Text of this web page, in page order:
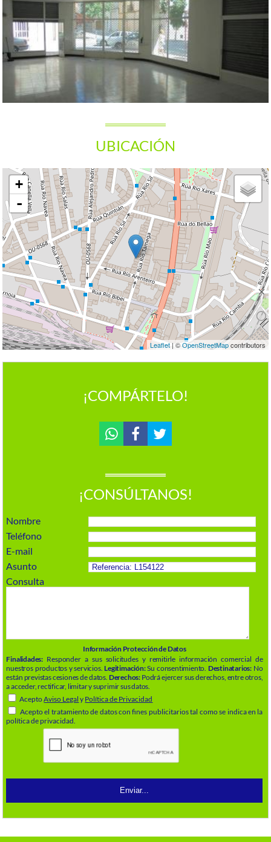
UBICACIÓN
+
-
Leaflet| ©OpenStreetMapcontributors
¡COMPÁRTELO!
¡CONSÚLTANOS!
Nombre
Teléfono
E-mail
Asunto
Consulta
Información Protección de Datos
Finalidades: Responder a sus solicitudes y remitirle información comercial de
nuestros productos y servicios.Legitimación:Su consentimiento. Destinatarios:No
están previstas cesiones de datos. Derechos: Podrá ejercer sus derechos, entre otros,
a acceder, rectificar, limitar y suprimir sus datos.
AceptoAviso Legal y Política de Privacidad
Acepto el tratamiento de datos con fines publicitarios tal como se indica en la
política de privacidad.